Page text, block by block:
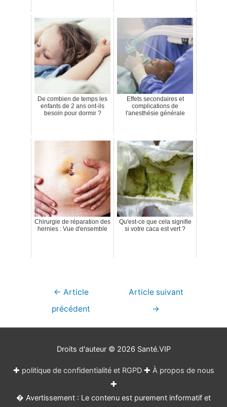
De combien de temps les
enfants de 2 ans ont-ils
besoin pour dormir ?
Effets secondaires et
complications de
l'anesthésie générale
Chirurgie de réparation des
hernies : Vue d'ensemble
Qu'est-ce que cela signifie
si votre caca est vert ?
Navigation
← Article
précédent
Article suivant
→
Droits d'auteur © 2026 Santé.VIP
✚ politique de confidentialité et RGPD✚ À propos de nous
✚
� Avertissement : Le contenu est purement informatif et